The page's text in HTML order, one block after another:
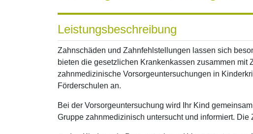
Leistungsbeschreibung
Zahnschäden und Zahnfehlstellungen lassen sich
bieten die gesetzlichen Krankenkassen zusammen mit
zahnmedizinische Vorsorgeuntersuchungen in
Förderschulen an.
Bei der Vorsorgeuntersuchung wird Ihr Kind
Gruppe zahnmedizinisch untersucht und informiert. Die